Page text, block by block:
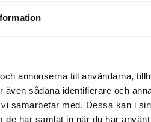
annonserna till användarna,
sådana identifierare och
samarbetar med. Dessa kan i
har samlat in när du har
eller godkänna.